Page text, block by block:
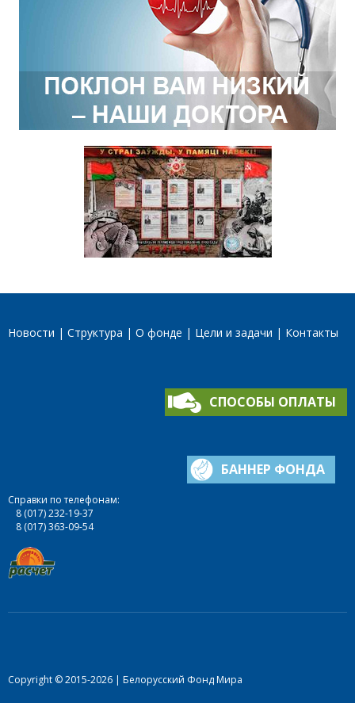
Новости Структура О фонде Цели и задачи Контакты
СПОСОБЫ ОПЛАТЫ
БАННЕР ФОНДА
Справки по телефонам:
8 (017) 232-19-37
8 (017) 363-09-54
Copyright © 2015-2026 | Белорусский Фонд Мира